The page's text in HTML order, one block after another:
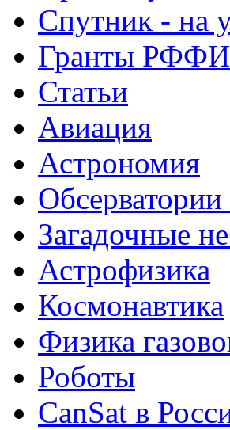
Спутник - на
Гранты РФФИ
Статьи
Авиация
Астрономия
Загадочные
Астрофизика
Космонавтика
Физика
Роботы
CanSat в